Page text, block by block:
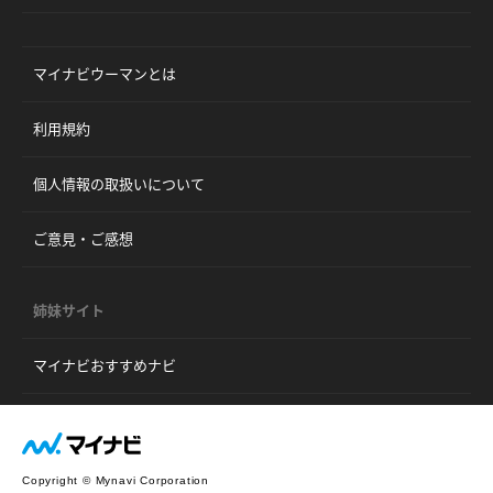
マイナビウーマンとは
利用規約
個人情報の取扱いについて
ご意見・ご感想
姉妹サイト
マイナビおすすめナビ
Copyright © Mynavi Corporation